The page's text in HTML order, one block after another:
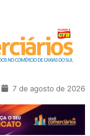
7 de agosto de 2026